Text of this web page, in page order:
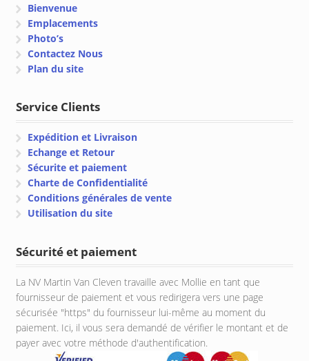
Bienvenue
Emplacements
Photo’s
Contactez Nous
Plan du site
Service Clients
Expédition et Livraison
Echange et Retour
Sécurite et paiement
Charte de Confidentialité
Conditions générales de vente
Utilisation du site
Sécurité et paiement
La NV Martin Van Cleven travaille avec Mollie en tant que
fournisseur de paiement et vous redirigera vers une page
sécurisée "https" du fournisseur lui-même au moment du
paiement. Ici, il vous sera demandé de vérifier le montant et de
payer avec votre méthode d'authentification.